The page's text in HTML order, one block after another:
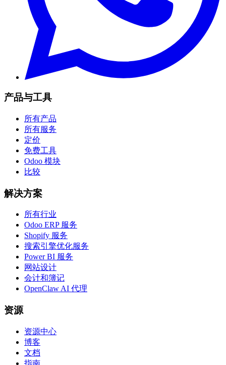
产品与工具
所有产品
所有服务
定价
免费工具
Odoo 模块
比较
解决方案
所有行业
Odoo ERP 服务
Shopify 服务
搜索引擎优化服务
Power BI 服务
网站设计
会计和簿记
OpenClaw AI 代理
资源
资源中心
博客
文档
指南